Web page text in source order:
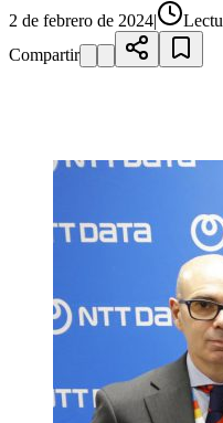
2 de febrero de 2024|
Compartir